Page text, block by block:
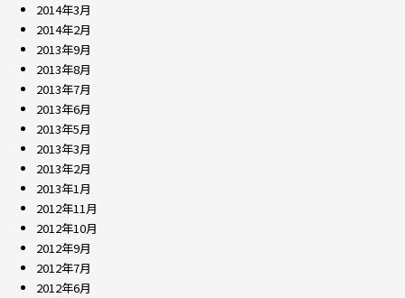
2014年3月
2014年2月
2013年9月
2013年8月
2013年7月
2013年6月
2013年5月
2013年3月
2013年2月
2013年1月
2012年11月
2012年10月
2012年9月
2012年7月
2012年6月